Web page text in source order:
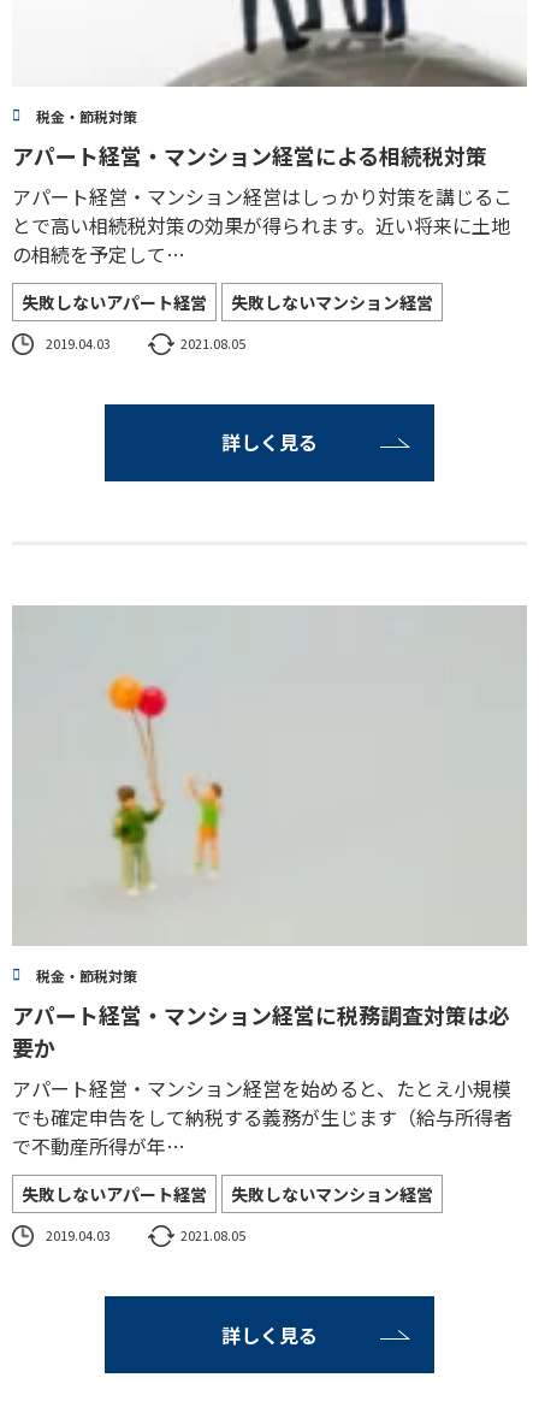
税金・節税対策
アパート経営・マンション経営による相続税対策
アパート経営・マンション経営はしっかり対策を講じるこ
とで高い相続税対策の効果が得られます。近い将来に土地
の相続を予定して…
失敗しないアパート経営 失敗しないマンション経営
2019.04.03 2021.08.05
詳しく見る
税金・節税対策
アパート経営・マンション経営に税務調査対策は必
要か
アパート経営・マンション経営を始めると、たとえ小規模
でも確定申告をして納税する義務が生じます（給与所得者
で不動産所得が年…
失敗しないアパート経営 失敗しないマンション経営
2019.04.03 2021.08.05
詳しく見る